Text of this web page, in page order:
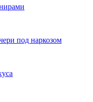
под наркозом